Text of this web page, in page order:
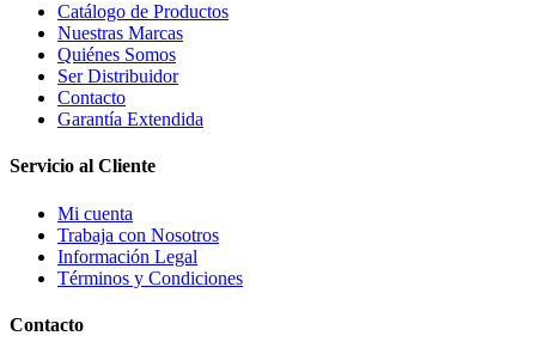
Catálogo de Productos
Nuestras Marcas
Quiénes Somos
Ser Distribuidor
Contacto
Garantía Extendida
Servicio al Cliente
Mi cuenta
Trabaja con Nosotros
Información Legal
Términos y Condiciones
Contacto